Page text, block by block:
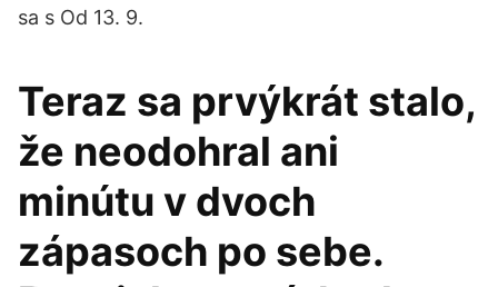
sa s Od 13. 9.
Teraz sa prvýkrát stalo,
že neodohral ani
minútu v dvoch
zápasoch po sebe.